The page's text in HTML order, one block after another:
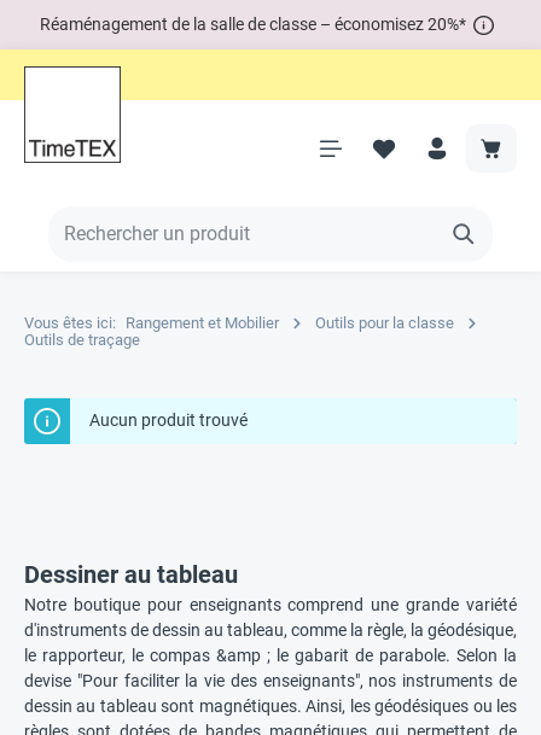
Réaménagement de la salle de classe – économisez 20%*
Vous êtes ici: Rangement et Mobilier
Outils pour la classe
Outils de traçage
Aucun produit trouvé
Dessiner au tableau
Notre boutique pour enseignants comprend une grande variété
d'instruments de dessin au tableau, comme la règle, la géodésique,
le rapporteur, le compas &amp ; le gabarit de parabole. Selon la
devise "Pour faciliter la vie des enseignants", nos instruments de
dessin au tableau sont magnétiques. Ainsi, les géodésiques ou les
règles sont dotées de bandes magnétiques qui permettent de